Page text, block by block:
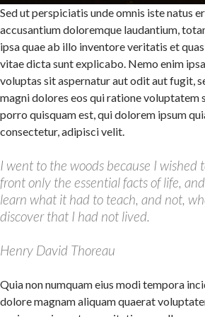
Sed ut perspiciatis unde omnis iste natus
accusantium doloremque laudantium,
ipsa quae ab illo inventore veritatis et
vitae dicta sunt explicabo. Nemo enim
voluptas sit aspernatur aut odit aut fugit,
magni dolores eos qui ratione voluptatem
porro quisquam est, qui dolorem ipsum
consectetur, adipisci velit.
I went to the woods because I wished
front only the essential facts of life,
learn what it had to teach, and not,
discover that I had not lived.
Henry David Thoreau
Quia non numquam eius modi tempora
dolore magnam aliquam quaerat